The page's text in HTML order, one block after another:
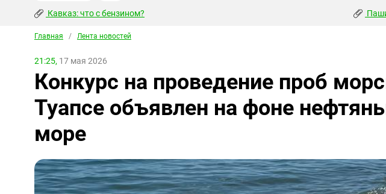
Кавказ: что с бензином?
Главная / Лента новостей
21:25, 17 мая 2026
Конкурс на проведение проб
Туапсе объявлен на фоне
море